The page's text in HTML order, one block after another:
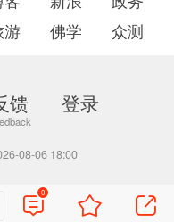
游 佛学 众测
馈 登录
08-06 18:00
0